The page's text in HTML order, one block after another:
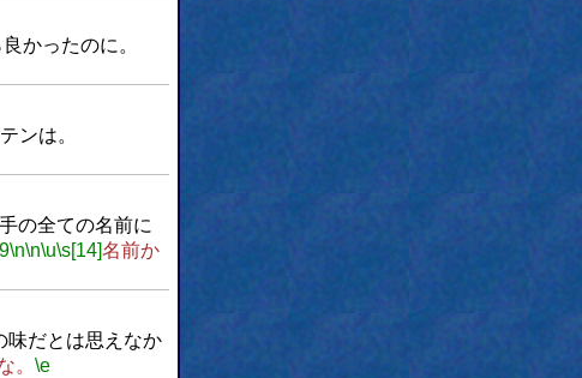
かったのに。
ンは。
の全ての名前に
\n\n\u\s[14]名前か
味だとは思えなか
。 \e